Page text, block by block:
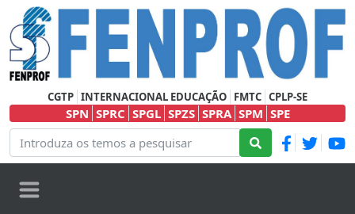
CGTP INTERNACIONAL EDUCAÇÃO FMTC CPLP-SE
SPN SPRC SPGL SPZS SPRA SPM SPE